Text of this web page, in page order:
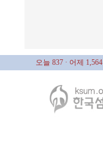
오늘 837 · 어제 1,564